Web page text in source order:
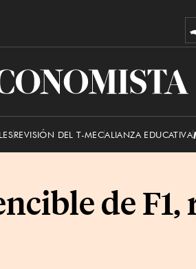
El
REVISIÓN DEL T-MECALIANZA EDUCATIVA
de F1,